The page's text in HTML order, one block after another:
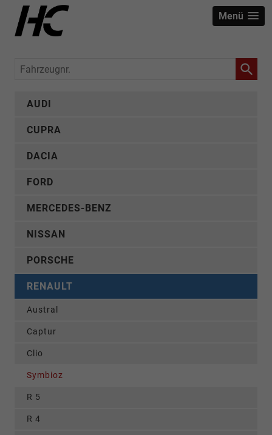
Menü
Fahrzeugnr.
AUDI
CUPRA
DACIA
FORD
MERCEDES-BENZ
NISSAN
PORSCHE
RENAULT
Austral
Captur
Clio
Symbioz
R 5
R 4